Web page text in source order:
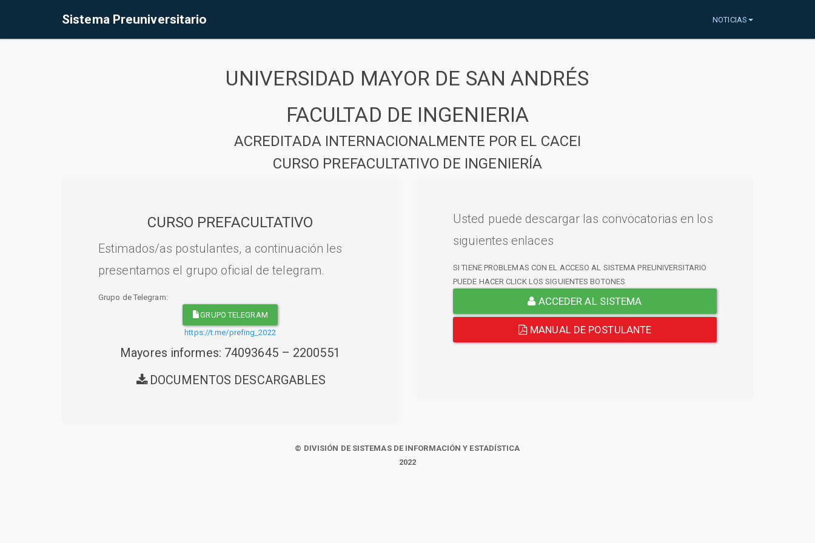
Sistema Preuniversitario NOTICIAS
UNIVERSIDAD MAYOR DE SAN ANDRÉS
FACULTAD DE INGENIERIA
ACREDITADA INTERNACIONALMENTE POR EL CACEI
CURSO PREFACULTATIVO DE INGENIERÍA
CURSO PREFACULTATIVO
Estimados/as postulantes, a continuación les
presentamos el grupo oficial de telegram.
Grupo de Telegram:
GRUPO TELEGRAM
https://t.me/prefing_2022
Mayores informes: 74093645 – 2200551
DOCUMENTOS DESCARGABLES
Usted puede descargar las convocatorias en los
siguientes enlaces
SI TIENE PROBLEMAS CON EL ACCESO AL SISTEMA PREUNIVERSITARIO
PUEDE HACER CLICK LOS SIGUIENTES BOTONES
ACCEDER AL SISTEMA
MANUAL DE POSTULANTE
© DIVISIÓN DE SISTEMAS DE INFORMACIÓN Y ESTADÍSTICA
2022